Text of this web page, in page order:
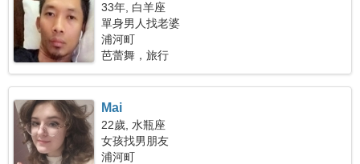
33年, 白羊座
單身男人找老婆
浦河町
芭蕾舞，旅行
Mai
22歲, 水瓶座
女孩找男朋友
浦河町